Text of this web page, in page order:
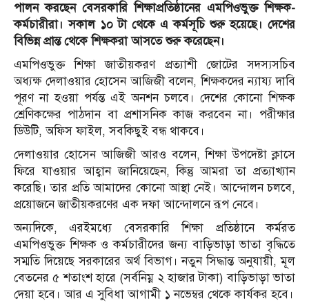
পালন করছেন বেসরকারি শিক্ষাপ্রতিষ্ঠানের এমপিওভুক্ত শিক্ষক-
কর্মচারীরা। সকাল ১০ টা থেকে এ কর্মসূচি শুরু হয়েছে। দেশের
বিভিন্ন প্রান্ত থেকে শিক্ষকরা আসতে শুরু করেছেন।
এমপিওভুক্ত শিক্ষা জাতীয়করণ প্রত্যাশী জোটের সদস্যসচিব
অধ্যক্ষ দেলাওয়ার হোসেন আজিজী বলেন, শিক্ষকদের ন্যায্য দাবি
পূরণ না হওয়া পর্যন্ত এই অনশন চলবে। দেশের কোনো শিক্ষক
শ্রেণিকক্ষের পাঠদান বা প্রশাসনিক কাজ করবেন না। পরীক্ষার
ডিউটি, অফিস ফাইল, সবকিছুই বন্ধ থাকবে।
দেলাওয়ার হোসেন আজিজী আরও বলেন, শিক্ষা উপদেষ্টা ক্লাসে
ফিরে যাওয়ার আহ্বান জানিয়েছেন, কিন্তু আমরা তা প্রত্যাখ্যান
করেছি। তার প্রতি আমাদের কোনো আস্থা নেই। আন্দোলন চলবে,
প্রয়োজনে জাতীয়করণের এক দফা আন্দোলনে রূপ নেবে।
অন্যদিকে, এরইমধ্যে বেসরকারি শিক্ষা প্রতিষ্ঠানে কর্মরত
এমপিওভুক্ত শিক্ষক ও কর্মচারীদের জন্য বাড়িভাড়া ভাতা বৃদ্ধিতে
সম্মতি দিয়েছে সরকারের অর্থ বিভাগ। নতুন সিদ্ধান্ত অনুযায়ী, মূল
বেতনের ৫ শতাংশ হারে (সর্বনিম্ন ২ হাজার টাকা) বাড়িভাড়া ভাতা
দেয়া হবে। আর এ সুবিধা আগামী ১ নভেম্বর থেকে কার্যকর হবে।